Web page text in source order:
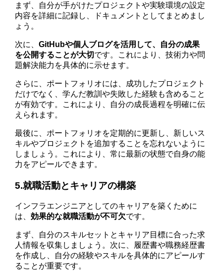
まず、自分が手がけたプロジェクトや実験環境の設定
内容を詳細に記録し、ドキュメントとしてまとめまし
ょう。
次に、GitHubや個人ブログを活用して、自分の成果
を公開することが大切です。これにより、技術力や問
題解決能力を具体的に示せます。
さらに、ポートフォリオには、成功したプロジェクト
だけでなく、学んだ教訓や失敗した経験も含めること
が有効です。これにより、自分の成長過程を明確に伝
えられます。
最後に、ポートフォリオを定期的に更新し、新しいス
キルやプロジェクトを追加することを忘れないように
しましょう。これにより、常に最新の状態で自身の能
力をアピールできます。
5.就職活動とキャリアの構築
インフラエンジニアとしてのキャリアを築くために
は、効果的な就職活動が不可欠です。
まず、自分のスキルセットとキャリア目標に合った求
人情報を収集しましょう。次に、履歴書や職務経歴書
を作成し、自分の経験やスキルを具体的にアピールす
ることが重要です。